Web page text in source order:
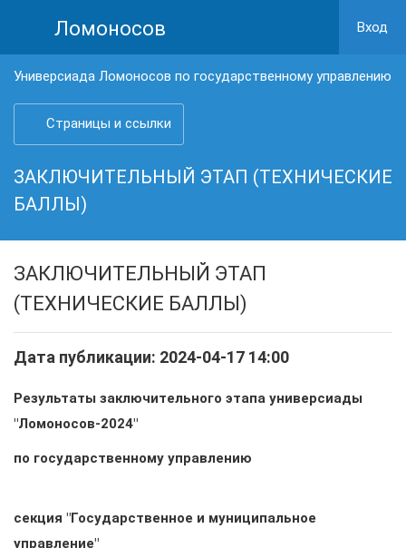
Ломоносов Вход
Универсиада Ломоносов по государственному управлению
Страницы и ссылки
ЗАКЛЮЧИТЕЛЬНЫЙ ЭТАП (ТЕХНИЧЕСКИЕ
БАЛЛЫ)
ЗАКЛЮЧИТЕЛЬНЫЙ ЭТАП
(ТЕХНИЧЕСКИЕ БАЛЛЫ)
Дата публикации: 2024-04-17 14:00
Результаты заключительного этапа универсиады
"Ломоносов-2024"
по государственному управлению
секция "Государственное и муниципальное
управление"